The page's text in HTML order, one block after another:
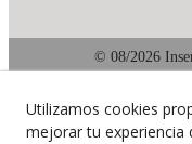
© 08/2026
Utilizamos cookies
mejorar tu experiencia